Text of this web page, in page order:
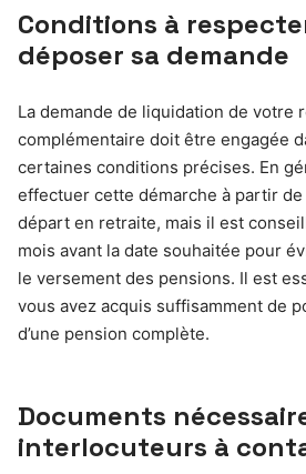
Conditions à
déposer sa demande
La demande de liquidation de votre
complémentaire doit être engagée
certaines conditions précises. En
effectuer cette démarche à partir de
départ en retraite, mais il est
mois avant la date souhaitée pour
le versement des pensions. Il est
vous avez acquis suffisamment de
d’une pension complète.
Documents
interlocuteurs à